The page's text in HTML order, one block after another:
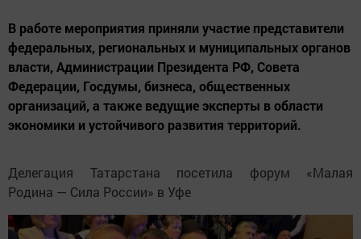
В работе мероприятия приняли участие представители
федеральных, региональных и муниципальных органов
власти, Администрации Президента РФ, Совета
Федерации, Госдумы, бизнеса, общественных
организаций, а также ведущие эксперты в области
экономики и устойчивого развития территорий.
Делегация Татарстана посетила форум «Малая
Родина — Сила России» в Уфе